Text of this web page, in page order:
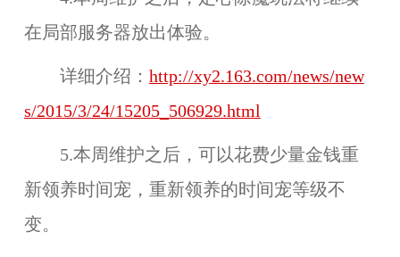
在局部服务器放出体验。
详细介绍： http://xy2.163.com/news/new
s/2015/3/24/15205_506929.html
5.本周维护之后，可以花费少量金钱重
新领养时间宠 ，重新领养的时间宠等级不
变。